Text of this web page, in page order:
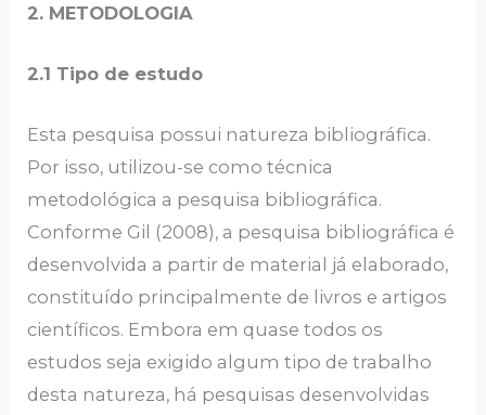
2. METODOLOGIA
2.1 Tipo de estudo
Esta pesquisa possui natureza bibliográfica.
Por isso, utilizou-se como técnica
metodológica a pesquisa bibliográfica.
Conforme Gil (2008), a pesquisa bibliográfica é
desenvolvida a partir de material já elaborado,
constituído principalmente de livros e artigos
científicos. Embora em quase todos os
estudos seja exigido algum tipo de trabalho
desta natureza, há pesquisas desenvolvidas